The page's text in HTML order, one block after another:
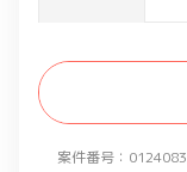
案件番号：0124083